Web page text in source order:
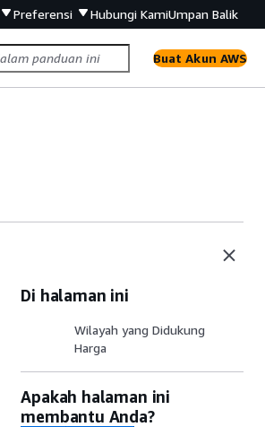
Preferensi Hubungi KamiUmpan Balik
Buat Akun AWS
Di halaman ini
Wilayah yang Didukung
Harga
Apakah halaman ini
membantu Anda?